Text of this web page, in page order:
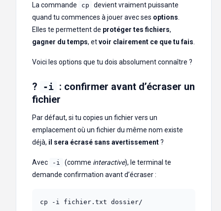
La commande cp
devient vraiment puissante
quand tu commences à jouer avec ses options
Elles te permettent de protéger tes fichiers,
gagner du temps, etvoir clairement ce que tu fais
Voici les options que tu dois absolument connaître ?
? -i : confirmer avant d’écraser un
fichier
Par défaut, si tu copies un fichier vers un
emplacement où un fichier du même nom existe
déjà, il sera écrasé sans avertissement?
Avec -i (comme interactive), le terminal te
demande confirmation avant d’écraser :
cp -i fichier.txt dossier/